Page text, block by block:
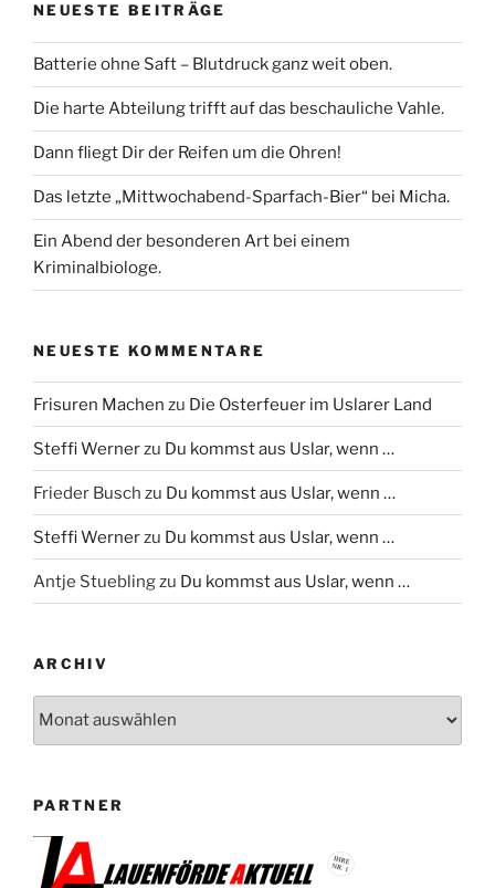
NEUESTE BEITRÄGE
Batterie ohne Saft – Blutdruck ganz weit oben.
Die harte Abteilung trifft auf das beschauliche Vahle.
Dann fliegt Dir der Reifen um die Ohren!
Das letzte „Mittwochabend-Sparfach-Bier“ bei Micha.
Ein Abend der besonderen Art bei einem
Kriminalbiologe.
NEUESTE KOMMENTARE
Frisuren Machen zu Die Osterfeuer im Uslarer Land
Steffi Wernerzu Du kommst aus Uslar, wenn …
Frieder Busch zu Du kommst aus Uslar, wenn …
Steffi Wernerzu Du kommst aus Uslar, wenn …
Antje Stueblingzu Du kommst aus Uslar, wenn …
ARCHIV
PARTNER